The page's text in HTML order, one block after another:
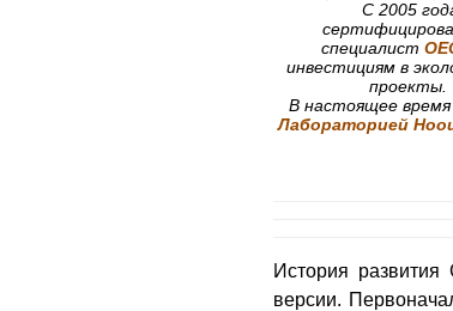
С 2005
специалист
инвестициям в
проекты.
В настоящее время
Лабораторией
История
версии.